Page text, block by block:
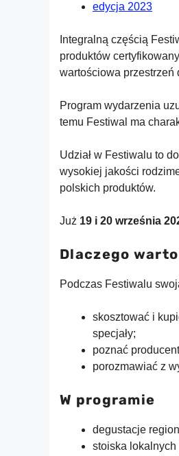
edycja 2023
Integralną częścią
produktów
wartościowa przestrzeń
Program wydarzenia
temu Festiwal ma
Udział w Festiwalu to
wysokiej jakości
polskich produktów.
Już 19 i 20 września
Dlaczego
Podczas Festiwalu
skosztować i
specjały;
poznać
porozmawiać z
W programie
degustacje
stoiska